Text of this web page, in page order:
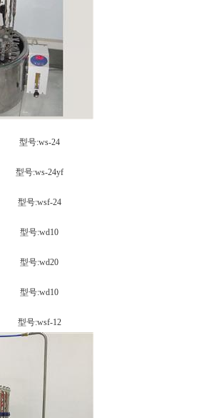
型号:ws-24
型号:ws-24yf
型号:wsf-24
型号:wd10
型号:wd20
型号:wd10
型号:wsf-12